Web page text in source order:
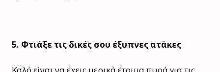
5. Φτιάξε τις δικές σου έξυπνες ατάκες
Καλό είναι να έχεις μερικά έτοιμα πυρά για τις